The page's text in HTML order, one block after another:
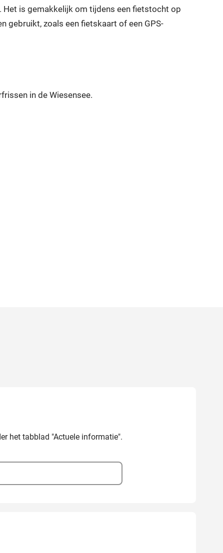
is gemakkelijk om tijdens een fietstocht op
gebruikt, zoals een fietskaart of een GPS-
in de Wiesensee.
het tabblad "Actuele informatie".